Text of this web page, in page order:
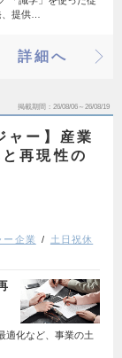
提供…
詳細へ
掲載期間 26/08/06～26/08/19
ャー】産業
再現性の
ー企業
土日祝休
適化など、事業の土